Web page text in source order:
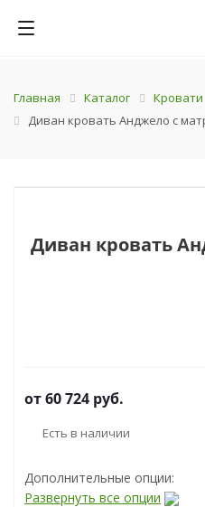
Главная Каталог
Кровати
Диван кровать Анджело с
Диван кровать
от60 724 руб.
Есть в наличии
Дополнительные опции:
Развернуть все опции